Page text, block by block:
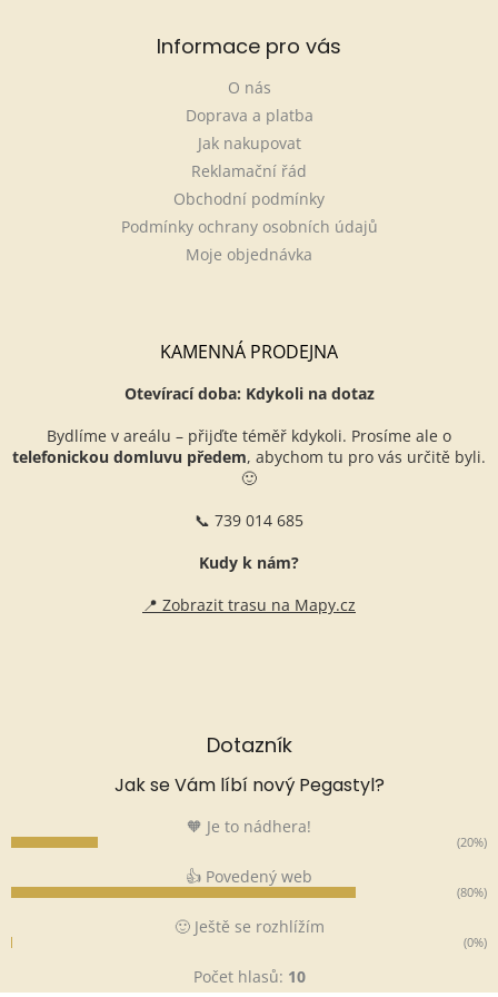
Informace pro vás
O nás
Doprava a platba
Jak nakupovat
Reklamační řád
Obchodní podmínky
Podmínky ochrany osobních údajů
Moje objednávka
KAMENNÁ PRODEJNA
Otevírací doba: Kdykoli na dotaz
Bydlíme v areálu – přijďte téměř kdykoli. Prosíme ale o
telefonickou domluvu předem, abychom tu pro vás určitě byli.
🙂
📞 739 014 685
Kudy k nám?
📍 Zobrazit trasu na Mapy.cz
Dotazník
Jak se Vám líbí nový Pegastyl?
🧡 Je to nádhera!
(20%)
👍 Povedený web
(80%)
🙂 Ještě se rozhlížím
(0%)
Počet hlasů: 10